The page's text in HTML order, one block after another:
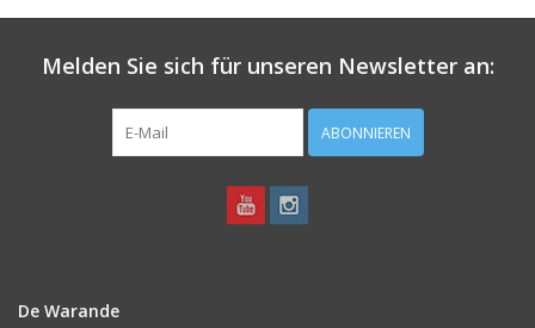
Melden Sie sich für unseren Newsletter an:
ABONNIEREN
De Warande